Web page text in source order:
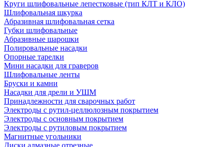
Круги шлифовальные лепестковые (тип КЛТ и КЛО)
Шлифовальная шкурка
Абразивная шлифовальная сетка
Губки шлифовальные
Абразивные шарошки
Полировальные насадки
Опорные тарелки
Мини насадки для граверов
Шлифовальные ленты
Бруски и камни
Насадки для дрели и УШМ
Принадлежности для сварочных работ
Электроды с рутил-целлюлозным покрытием
Электроды с основным покрытием
Электроды с рутиловым покрытием
Магнитные угольники
Диски алмазные отрезные